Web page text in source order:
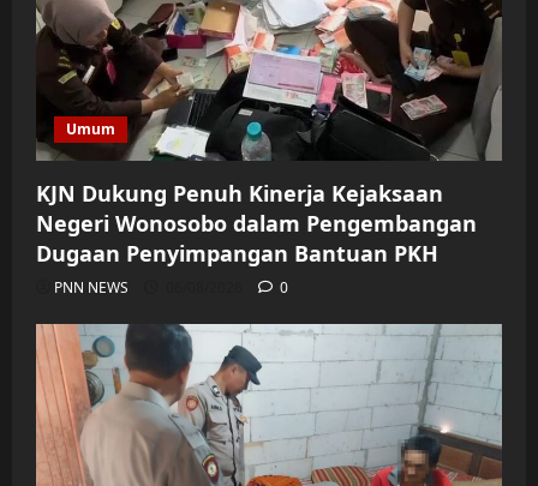
Umum
KJN Dukung Penuh Kinerja Kejaksaan
Negeri Wonosobo dalam Pengembangan
Dugaan Penyimpangan Bantuan PKH
PNN NEWS 0